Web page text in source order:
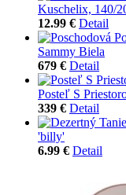
Kuschelix, 140/
12.99 € Detail
Sammy Biela
679 € Detail
Posteľ S
339 € Detail
'billy'
6.99 € Detail